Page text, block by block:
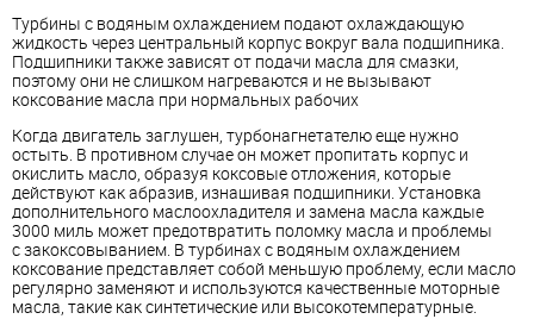
Турбины с водяным охлаждением подают охлаждающую
жидкость через центральный корпус вокруг вала подшипника.
Подшипники также зависят от подачи масла для смазки,
поэтому они не слишком нагреваются и не вызывают
коксование масла при нормальных рабочих
Когда двигатель заглушен, турбонагнетателю еще нужно
остыть. В противном случае он может пропитать корпус и
окислить масло, образуя коксовые отложения, которые
действуют как абразив, изнашивая подшипники. Установка
дополнительного маслоохладителя и замена масла каждые
3000 миль может предотвратить поломку масла и проблемы
сзакоксовыванием . В турбинах с водяным охлаждением
коксование представляет собой меньшую проблему, если масло
регулярно заменяют и используются качественные моторные
масла, такие как синтетические или высокотемпературные.